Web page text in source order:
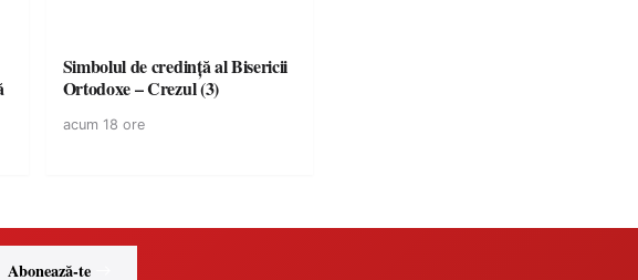
Simbolul de credinţă al Bisericii
Ortodoxe – Crezul (3)
acum 18 ore
Abonează-te